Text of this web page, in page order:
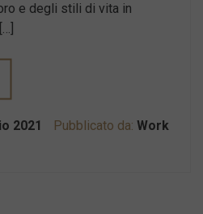
e degli stili di vita in
2021 Pubblicato da: Work